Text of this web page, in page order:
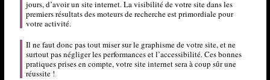
jours, d’avoir un site internet. La visibilité de votre site dans les
premiers résultats des moteurs de recherche est primordiale pour
votre activité.
Il ne faut donc pas tout miser sur le graphisme de votre site, et ne
surtout pas négliger les performances et l’accessibilité. Ces bonnes
pratiques prises en compte, votre site internet sera à coup sûr une
réussite !